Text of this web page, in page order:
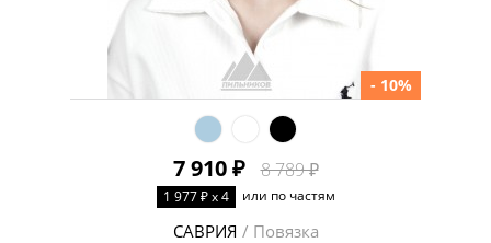
7 910 ₽ 8 789 ₽
- 10%
1 977 ₽ x 4 или по частям
САВРИЯ / Повязка